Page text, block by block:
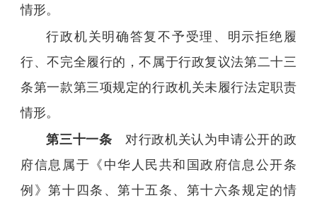
情形。
行政机关明确答复不予受理、明示拒绝履
行、不完全履行的，不属于行政复议法第二十三
条第一款第三项规定的行政机关未履行法定职责
情形。
第三十一条 对行政机关认为申请公开的政
府信息属于《中华人民共和国政府信息公开条
例》第十四条、第十五条、第十六条规定的情